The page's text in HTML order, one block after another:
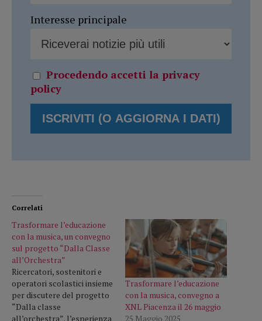
Interesse principale
Procedendo accetti la privacy
policy
Correlati
Trasformare l’educazione
con la musica, un convegno
sul progetto “Dalla Classe
all’Orchestra”
Ricercatori, sostenitori e
operatori scolastici insieme
per discutere del progetto
“Dalla classe
all’orchestra”, l’esperienza
Trasformare l’educazione
con la musica, convegno a
XNL Piacenza il 26 maggio
25 Maggio 2025